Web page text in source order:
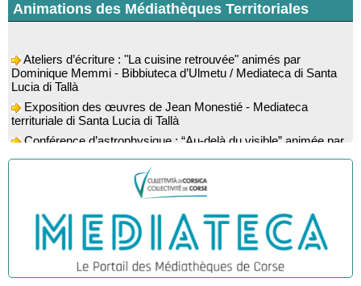
Animations des Médiathèques Territoriales
Dominique Memmi - Bibbiuteca d’Ulmetu / Mediateca di Santa
Lucia di Tallà
territuriale di Santa Lucia di Tallà
l’astrophysicien Paul Guerrini - Médiathèque - Pitretu è
Bicchisgià
Exposition des œuvres de Dominique Malberti Morin :
"Racines, peintures acryliques et aquarelles" - Mediateca
Animation : "Petits lecteurs" - Médiathèque - Pitretu è
Bicchisgià
Veillée de contes à la forêt enchantée "U Mondu ditu
mignuleddu" par la Caravane de Conteurs - Currà